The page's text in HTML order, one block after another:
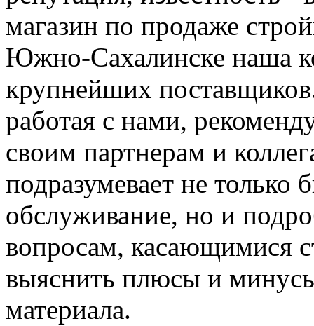
магазин по продаже
Южно-Сахалинске наша
крупнейших
работая с нами,
своим партнерам и
подразумевает не только
обслуживание, но и
вопросам, касающимися
выяснить плюсы и
материала.